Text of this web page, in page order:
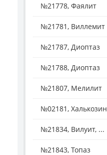
№21778, Фаялит
№21781, Виллемит
№21787, Диоптаз
№21788, Диоптаз
№21807, Мелилит
№02181, Халькозин
№21834, Вилуит, ...
№21843, Топаз